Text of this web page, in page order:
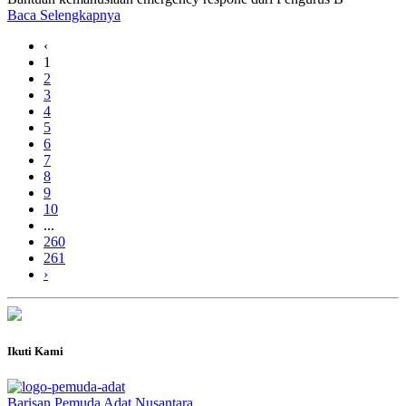
Baca Selengkapnya
‹
1
2
3
4
5
6
7
8
9
10
...
260
261
›
Ikuti Kami